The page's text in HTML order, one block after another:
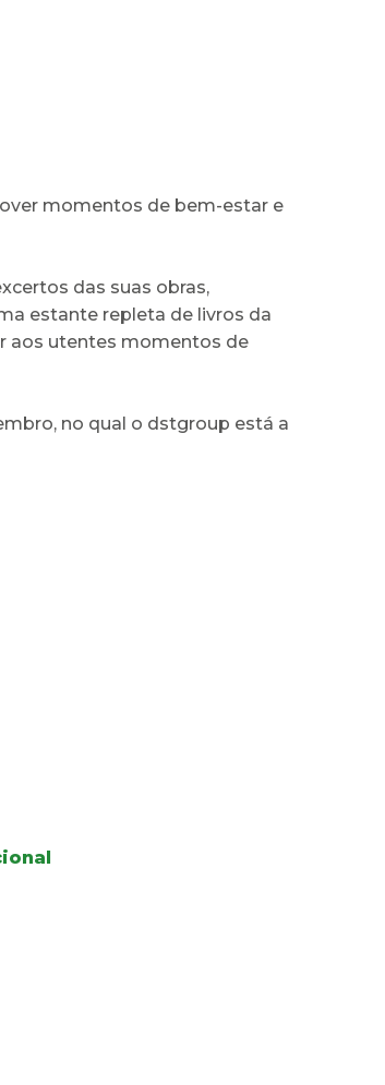
momentos de bem-estar e
das suas obras,
estante repleta de livros da
aos utentes momentos de
no qual o dstgroup está a